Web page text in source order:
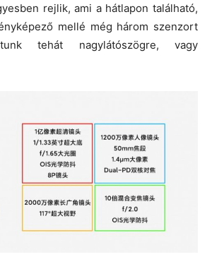
rejlik, ami a hátlapon található,
mellé még három szenzort
tehát nagylátószögre, vagy